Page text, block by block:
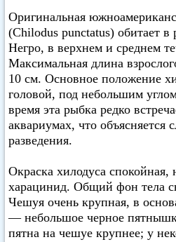
Оригинальная
(Chilodus punctatus) обитает
Негро, в верхнем и среднем
Максимальная длина
10 см. Основное положение
головой, под небольшим
время эта рыбка редко
аквариумах, что объясняется
разведения.
Окраска хилодуса спокойная,
харацинид. Общий фон тела
Чешуя очень крупная, в
— небольшое черное
пятна на чешуе крупнее; у